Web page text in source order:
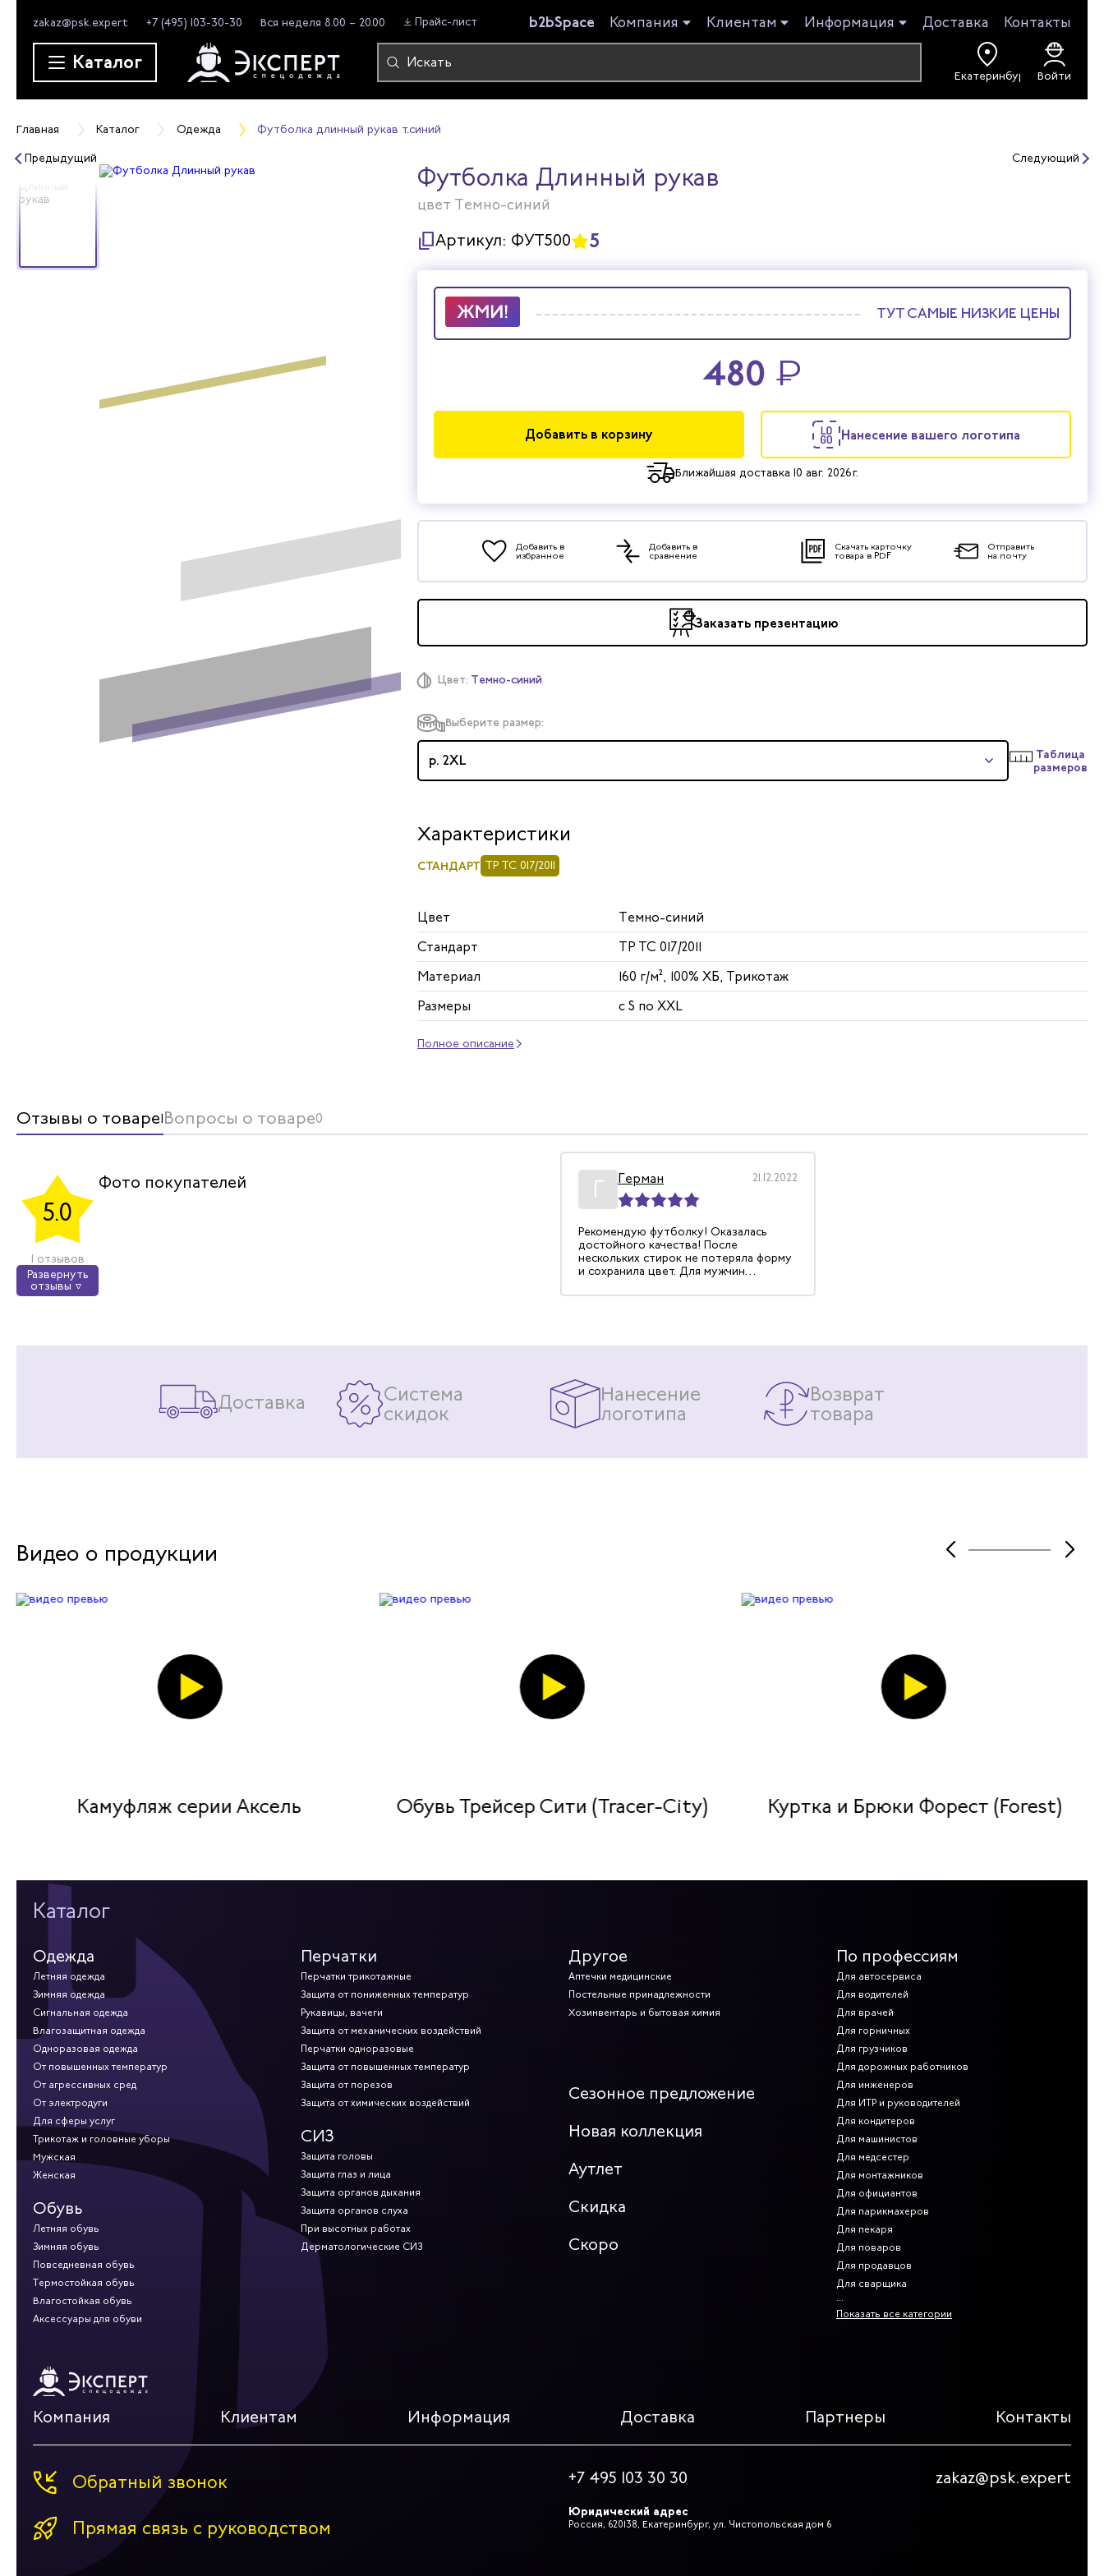
zakaz@psk.expert +7 (495) 103-30-30 Вся неделя 8.00 – 20.00 Прайс-лист b2bSpace Компания Клиентам Информация Доставка Контакты
Каталог
Войти
Главная Каталог Одежда
Футболка длинный рукав т.синий
Предыдущий
Футболка Длинный рукав
цвет Темно-синий
Артикул: ФУТ500 5
Цвет: Темно-синий
Выберите размер:
р. 2XL
Таблица
размеров
Характеристики
СТАНДАРТ ТР ТС 017/2011
Цвет
Темно-синий
Стандарт
ТР ТС 017/2011
Материал
160 г/м², 100% ХБ, Трикотаж
Размеры
с S по XXL
Полное описание
ТУТ САМЫЕ НИЗКИЕ ЦЕНЫ
480 ₽
Добавить в корзину
Ближайшая доставка 10 авг. 2026 г.
Нанесение вашего логотипа
Добавить в
избранное
Добавить в
сравнение
Скачать карточку
товара в PDF
Отправить
на почту
Заказать презентацию
Следующий
Отзывы о товаре1Вопросы о товаре0
5.0
1 отзывов
Развернуть
отзывы
Фото покупателей Г Герман 21.12.2022
Рекомендую футболку! Оказалась
достойного качества! После
нескольких стирок не потеряла форму
и сохранила цвет. Для мужчин
длинновата, но это некритично. По
Доставка Система
скидок
Нанесение
логотипа
Возврат
товара
Видео о продукции
Камуфляж серии Аксель Обувь Трейсер Сити (Tracer-City) Куртка и Брюки Форест (Forest)
Каталог
Одежда
Летняя одежда
Зимняя одежда
Сигнальная одежда
Влагозащитная одежда
Одноразовая одежда
От повышенных температур
От агрессивных сред
От электродуги
Для сферы услуг
Трикотаж и головные уборы
Мужская
Женская
Обувь
Летняя обувь
Зимняя обувь
Повседневная обувь
Термостойкая обувь
Влагостойкая обувь
Аксессуары для обуви
Перчатки
Перчатки трикотажные
Защита от пониженных температур
Рукавицы, вачеги
Защита от механических воздействий
Перчатки одноразовые
Защита от повышенных температур
Защита от порезов
Защита от химических воздействий
СИЗ
Защита головы
Защита глаз и лица
Защита органов дыхания
Защита органов слуха
При высотных работах
Дерматологические СИЗ
Другое
Аптечки медицинские
Постельные принадлежности
Хозинвентарь и бытовая химия
Сезонное предложение
Новая коллекция
Аутлет
Скидка
Скоро
По профессиям
Для автосервиса
Для водителей
Для врачей
Для горничных
Для грузчиков
Для дорожных работников
Для инженеров
Для ИТР и руководителей
Для кондитеров
Для машинистов
Для медсестер
Для монтажников
Для официантов
Для парикмахеров
Для пекаря
Для поваров
Для продавцов
Для сварщика
Показать все категории
Компания Клиентам Информация Доставка Партнеры Контакты
Обратный звонок
Прямая связь с руководством
+7 495 103 30 30 zakaz@psk.expert
Юридический адрес
Россия, 620138, Екатеринбург, ул. Чистопольская дом 6